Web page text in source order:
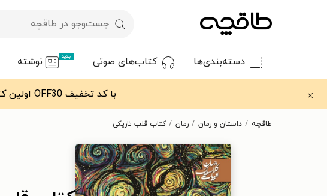
دسته‌بندی‌ها کتاب‌های صوتی جدید نوشته
با کد تخفیف OFF30 اولین کتاب الکترونیکی یا صوتی‌ات را با ۳۰٪ تخفیف از طاقچه دریافت کن.
طاقچه داستان و رمان رمان کتاب قلب تاریکی